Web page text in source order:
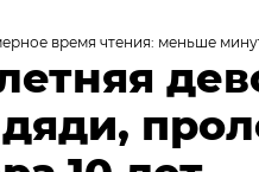
время чтения: меньше